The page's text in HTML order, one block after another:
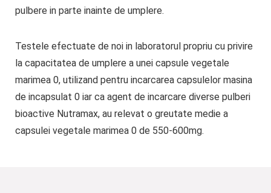
pulbere in parte inainte de umplere.
Testele efectuate de noi in laboratorul propriu cu privire
la capacitatea de umplere a unei capsule vegetale
marimea 0, utilizand pentru incarcarea capsulelor masina
de incapsulat 0 iar ca agent de incarcare diverse pulberi
bioactive Nutramax, au relevat o greutate medie a
capsulei vegetale marimea 0 de 550-600mg.